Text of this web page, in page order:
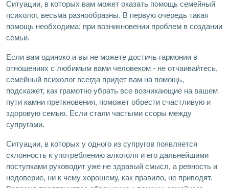
Ситуации, в которых вам может оказать помощь семейный
психолог, весьма разнообразны. В первую очередь такая
помощь необходима: при возникновении проблем в создании
семьи.
Если вам одиноко и вы не можете достичь гармонии в
отношениях с любимым вами человеком - не отчаивайтесь,
семейный психолог всегда придет вам на помощь,
подскажет, как грамотно убрать все возникающие на вашем
пути камни преткновения, поможет обрести счастливую и
здоровую семью. Если стали частыми ссоры между
супругами.
Ситуации, в которых у одного из супругов появляется
склонность к употреблению алкоголя и его дальнейшими
поступками руководит уже не здравый смысл, а ревность и
недоверие, ни к чему хорошему, как правило, не приводят.